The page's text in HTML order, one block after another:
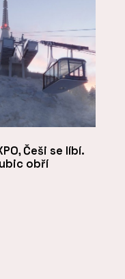
Češi se líbí.
obří